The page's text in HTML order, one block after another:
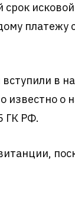
исковой
платежу
в
известно
ГК РФ.